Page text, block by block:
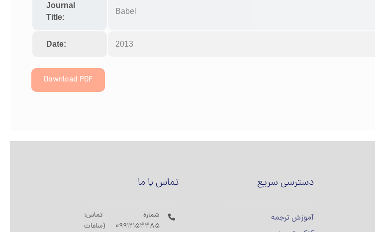
Journal
Title:
Babel
Date: 2013
Download PDF
دسترسی سریع
آموزش ترجمه
تماس با ما
شماره تماس:
09912154485 (ساعات